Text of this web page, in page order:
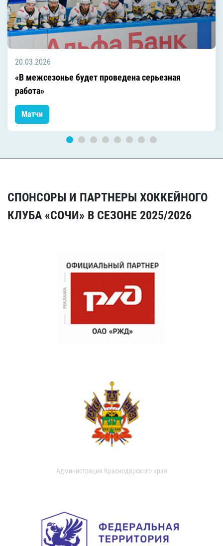
20.03.2026
«В межсезонье будет проведена серьезная
работа»
Матчи
СПОНСОРЫ И ПАРТНЕРЫ ХОККЕЙНОГО
КЛУБА «СОЧИ» В СЕЗОНЕ 2025/2026
Администрация Краснодарского края